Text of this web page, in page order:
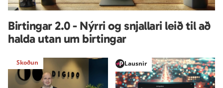
Birtingar 2.0 - Nýrri og snjallari leið til að
halda utan um birtingar
Skoðun Lausnir